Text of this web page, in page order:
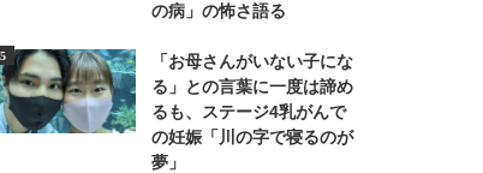
の病」の怖さ語る
「お母さんがいない子にな
る」との言葉に一度は諦め
るも、ステージ4乳がんで
の妊娠「川の字で寝るのが
夢」